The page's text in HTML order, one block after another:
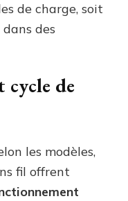
de charge, soit
des
cycle de
les modèles,
fil offrent